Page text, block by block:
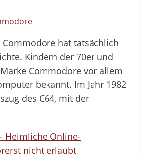
Commodore hat tatsächlich
Kindern der 70er und
Commodore vor allem
bekannt. Im Jahr 1982
des C64, mit der